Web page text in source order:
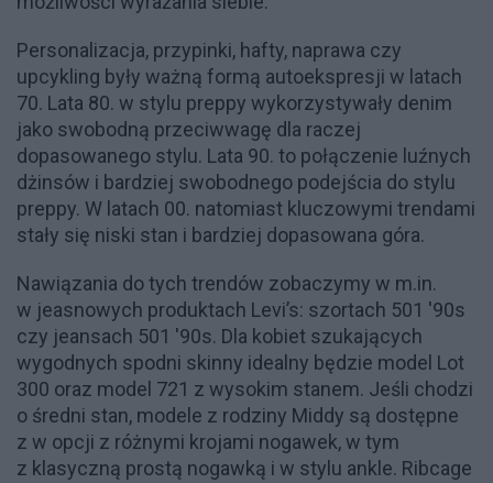
Personalizacja, przypinki, hafty, naprawa czy
upcykling były ważną formą autoekspresji w latach
70. Lata 80. w stylu preppy wykorzystywały denim
jako swobodną przeciwwagę dla raczej
dopasowanego stylu. Lata 90. to połączenie luźnych
dżinsów i bardziej swobodnego podejścia do stylu
preppy. W latach 00. natomiast kluczowymi trendami
stały się niski stan i bardziej dopasowana góra.
Nawiązania do tych trendów zobaczymy w m.in.
w jeasnowych produktach Levi’s: szortach 501 '90s
czy jeansach 501 '90s. Dla kobiet szukających
wygodnych spodni skinny idealny będzie model Lot
300 oraz model 721 z wysokim stanem. Jeśli chodzi
o średni stan, modele z rodziny Middy są dostępne
z w opcji z różnymi krojami nogawek, w tym
z klasyczną prostą nogawką i w stylu ankle. Ribcage